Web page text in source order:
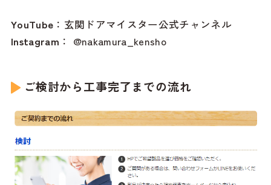
YouTube ： 玄関ドアマイスター公式チャンネル
Instagram ： @nakamura_kensho
ご検討から工事完了までの流れ